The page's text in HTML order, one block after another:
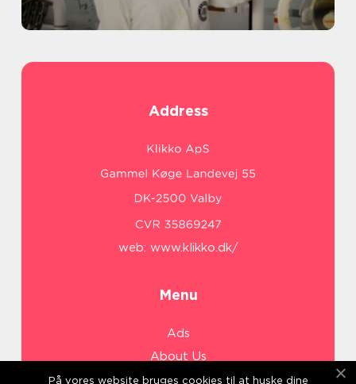
Address
web: www.klikko.dk/
Menu
Ads
About Us
Cookies
På vores website bruges cookies til at huske dine